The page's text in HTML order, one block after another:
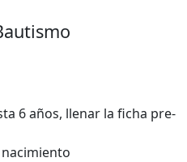
6 años, llenar la ficha pre-